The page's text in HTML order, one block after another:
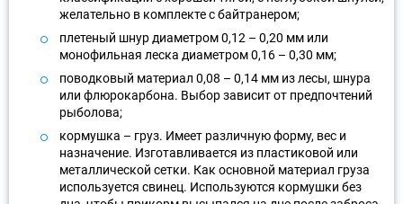
желательно в комплекте с байтранером;
плетеный шнур диаметром 0,12 – 0,20 мм или
монофильная леска диаметром 0,16 – 0,30 мм;
поводковый материал 0,08 – 0,14 мм из лесы, шнура
или флюрокарбона. Выбор зависит от предпочтений
рыболова;
кормушка – груз. Имеет различную форму, вес и
назначение. Изготавливается из пластиковой или
металлической сетки. Как основной материал груза
используется свинец. Используются кормушки без